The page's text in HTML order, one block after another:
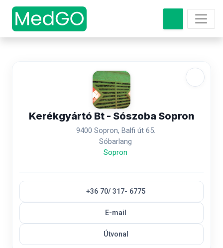
Kerékgyártó Bt - Sószoba Sopron
9400 Sopron, Balfi út 65.
Sóbarlang
Sopron
+36 70/ 317- 6775
E-mail
Útvonal